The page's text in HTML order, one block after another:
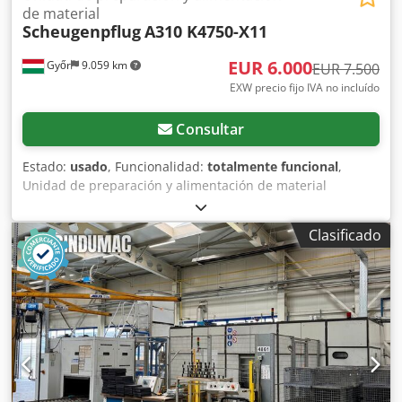
Győr 9.059 km
de material
ScheugenpflugA310 K4750-X11
EUR 6.000EUR 7.500
EXW precio fijo IVA no incluído
Consultar
Estado: usado, Funcionalidad: totalmente funcional,
Unidad de preparación y alimentación de material
Scheugenpflug A310 K4750-X11. El sistema completo A310
prepara simultáneamente el material de dosificación
mientras lo carga desde el barril. El control de la
temperatura también ayuda a optimizar la viscosidad del
medio de dispensación. El vacío aplicado evacua el aire
atrapado en el material ya durante la preparación. El
material desgasificado es necesario para un proceso de
dispensación sin burbujas. La circulación continua del
material de dosificación evita la sedimentación de los
materiales de relleno contenidos y mantiene constantes
las propiedades de los componentes del material de
Clasificado